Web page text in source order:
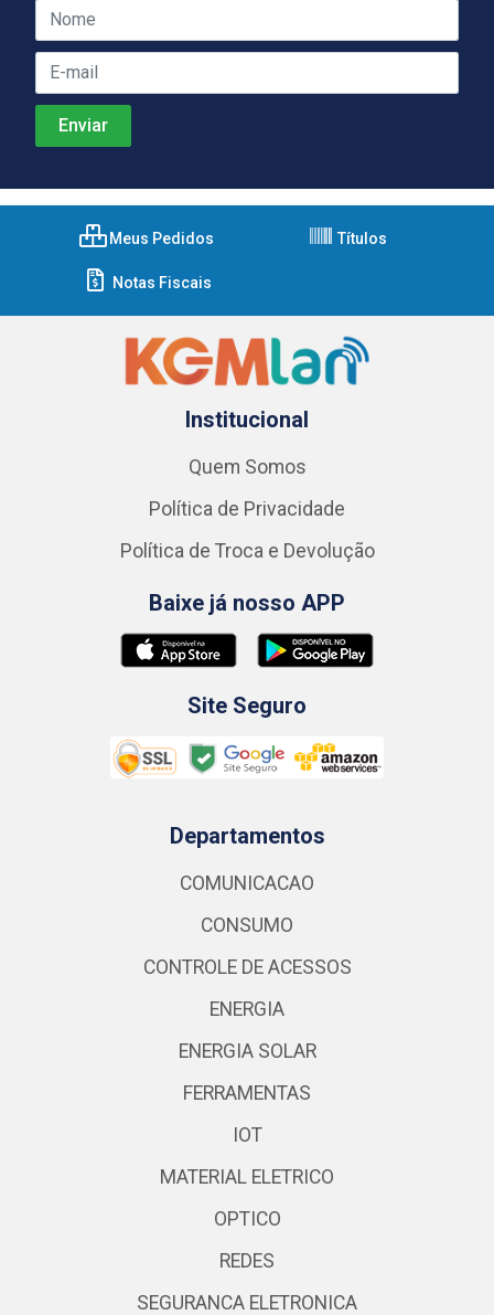
Meus Pedidos Títulos
Notas Fiscais
Institucional
Quem Somos
Política de Privacidade
Política de Troca e Devolução
Baixe já nosso APP
Site Seguro
Departamentos
COMUNICACAO
CONSUMO
CONTROLE DE ACESSOS
ENERGIA
ENERGIA SOLAR
FERRAMENTAS
IOT
MATERIAL ELETRICO
OPTICO
REDES
SEGURANCA ELETRONICA